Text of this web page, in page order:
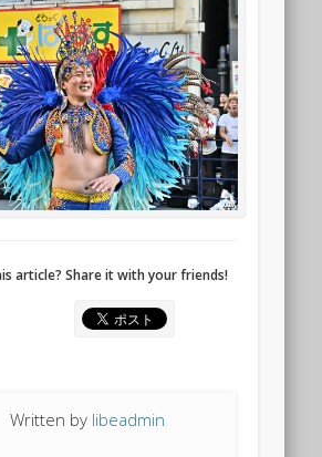
article? Share it with your friends!
Written by libeadmin